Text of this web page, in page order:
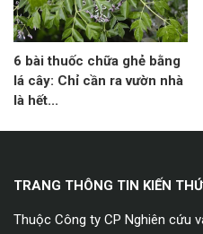
6 bài thuốc chữa ghẻ bằng
lá cây: Chỉ cần ra vườn nhà
là hết...
TRANG THÔNG TIN KIẾN
Thuộc Công ty CP Nghiên cứu